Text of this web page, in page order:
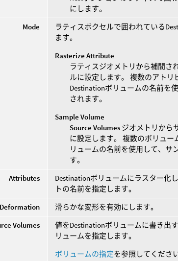
にします。
Mode
ラティスボクセルで囲われている
ます。
Rasterize Attribute
ラティスジオメトリから補間さ
ルに設定します。 複数のアトリ
Destinationボリュームの名前を
されます。
Sample Volume
Source Volumes ジオメトリから
に設定します。 複数のボリュ
リュームの名前を使用して、サ
す。
Attributes
Destinationボリュームにラスター化
トの名前を指定します。
滑らかな変形を有効にします。
Volumes
値をDestinationボリュームに書き出
リュームを指定します。
ボリュームの指定を参照してください